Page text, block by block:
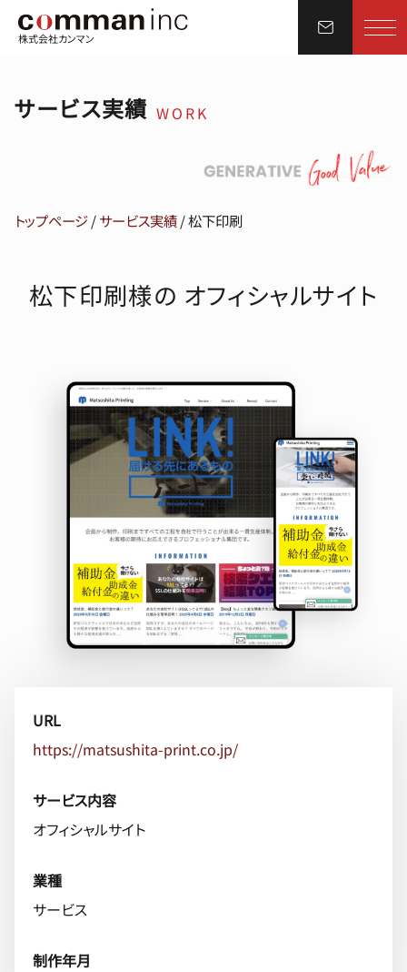
株式会社カンマン
サービス実績 WORK
トップページ/サービス実績/松下印刷
松下印刷様の オフィシャルサイト
URL
https://matsushita-print.co.jp/
サービス内容
オフィシャルサイト
業種
サービス
制作年月